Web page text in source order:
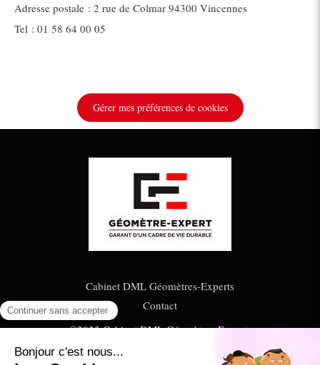
Adresse postale : 2 rue de Colmar 94300 Vincennes
Tel : 01 58 64 00 05
Gérer mes préférences de cookies
Cabinet DML Géomètres-Experts
Contact
©2023 Cabinet DML Géomètres-Experts